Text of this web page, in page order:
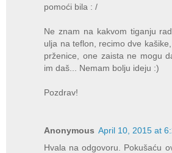
pomoći bila : /
Ne znam na kakvom tiganju
ulja na teflon, recimo dve
prženice, one zaista ne mogu
im daš... Nemam bolju ideju :)
Pozdrav!
Anonymous April 10, 2015 at
Hvala na odgovoru. Pokušaću